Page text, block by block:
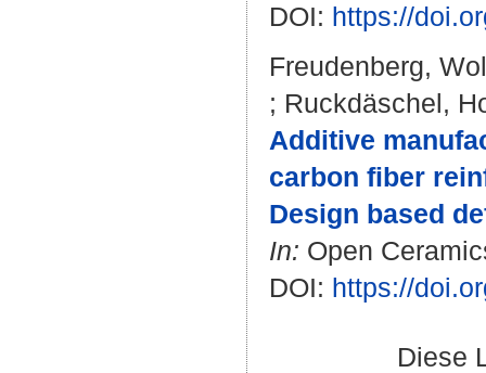
DOI: https://
Freudenberg,
; Ruckdäschel,
Additive
carbon fiber
Design based
In: Open
DOI: https://
Diese